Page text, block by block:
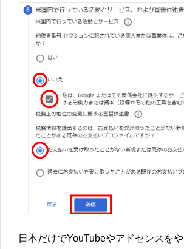
日本だけでYouTubeやアドセンスを